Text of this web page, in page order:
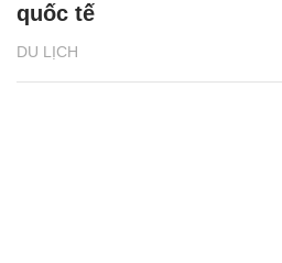
DU LỊCH
quốc tế